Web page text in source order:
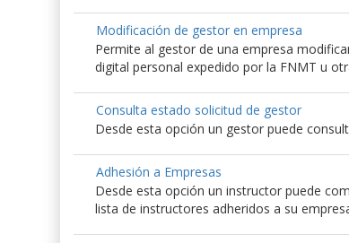
Modificación de gestor en empresa
Permite al gestor de una empresa
digital personal expedido por la FNMT u
Consulta estado solicitud de gestor
Desde esta opción un gestor puede
Adhesión a Empresas
Desde esta opción un instructor puede
lista de instructores adheridos a su